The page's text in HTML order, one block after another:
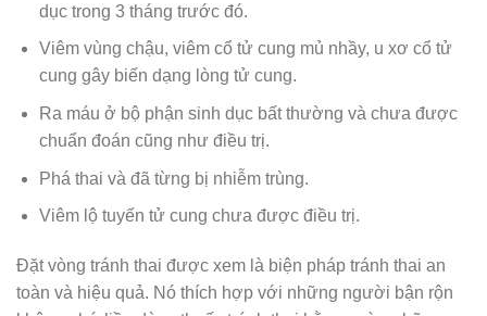
dục trong 3 tháng trước đó.
Viêm vùng chậu, viêm cổ tử cung mủ nhầy, u xơ cổ tử
cung gây biến dạng lòng tử cung.
Ra máu ở bộ phận sinh dục bất thường và chưa được
chuẩn đoán cũng như điều trị.
Phá thai và đã từng bị nhiễm trùng.
Viêm lộ tuyến tử cung chưa được điều trị.
Đặt vòng tránh thai được xem là biện pháp tránh thai an
toàn và hiệu quả. Nó thích hợp với những người bận rộn